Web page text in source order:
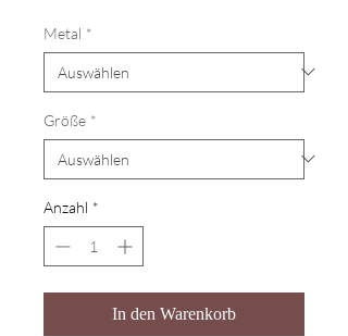
Metal *
Größe *
Anzahl *
In den Warenkorb